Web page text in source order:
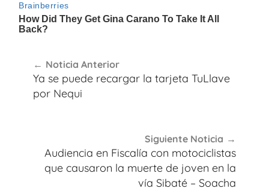
de
entradas
Noticia Anterior
Ya se puede recargar la tarjeta TuLlave
por Nequi
Siguiente Noticia
Audiencia en Fiscalía con motociclistas
que causaron la muerte de joven en la
vía Sibaté – Soacha